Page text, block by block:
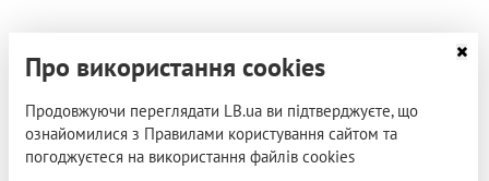
Про використання cookies
Продовжуючи переглядати LB.ua ви підтверджуєте, що
ознайомилися з Правилами користування сайтом та
погоджуєтеся на використання файлів cookies